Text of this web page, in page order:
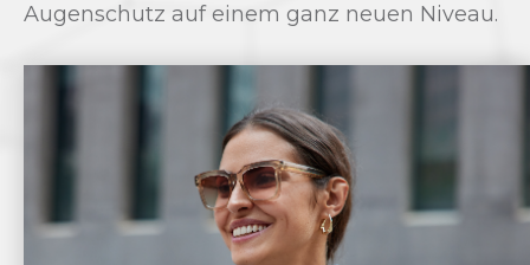
Augenschutz auf einem ganz neuen Niveau.